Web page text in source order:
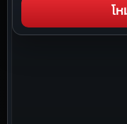
โ